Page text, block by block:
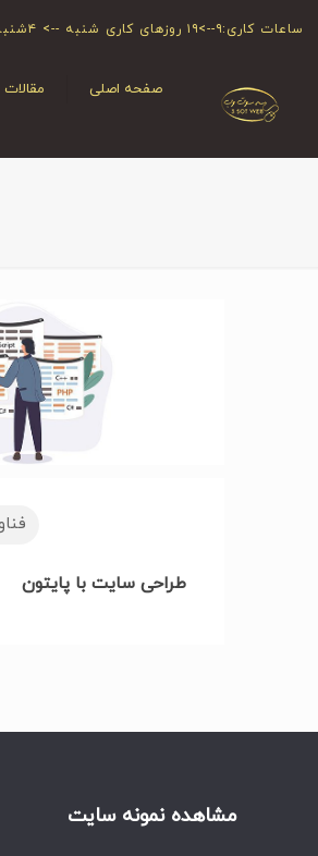
ساعات کاری:۹-->۱۹ روزهای کاری شنبه --> ۴شنبه
صفحه اصلی مقالات
طراحی سایت با پایتون
مشاهده نمونه سایت